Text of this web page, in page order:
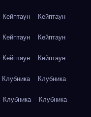
Кейптаун Кейптаун
Кейптаун Кейптаун
Кейптаун Кейптаун
Клубника Клубника
Клубника Клубника